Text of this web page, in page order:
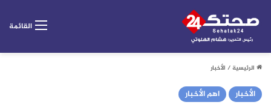
القائمة
الرئيسية/ الأخبار
الأخبار اهم الأخبار